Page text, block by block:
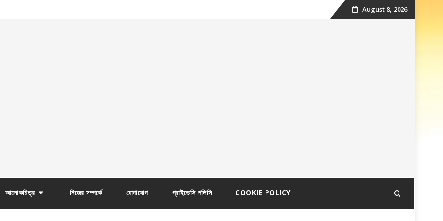
Skip
August 8, 2026
আলোকচিত্র নিজের সম্পর্কে যোগাযোগ প্রাইভেসি পলিসি COOKIE POLICY